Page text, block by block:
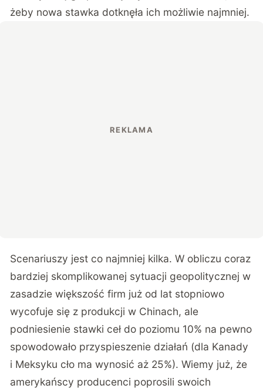
żeby nowa stawka dotknęła ich możliwie najmniej.
Scenariuszy jest co najmniej kilka. W obliczu coraz
bardziej skomplikowanej sytuacji geopolitycznej w
zasadzie większość firm już od lat stopniowo
wycofuje się z produkcji w Chinach, ale
podniesienie stawki ceł do poziomu 10% na pewno
spowodowało przyspieszenie działań (dla Kanady
i Meksyku cło ma wynosić aż 25%). Wiemy już, że
amerykańscy producenci poprosili swoich